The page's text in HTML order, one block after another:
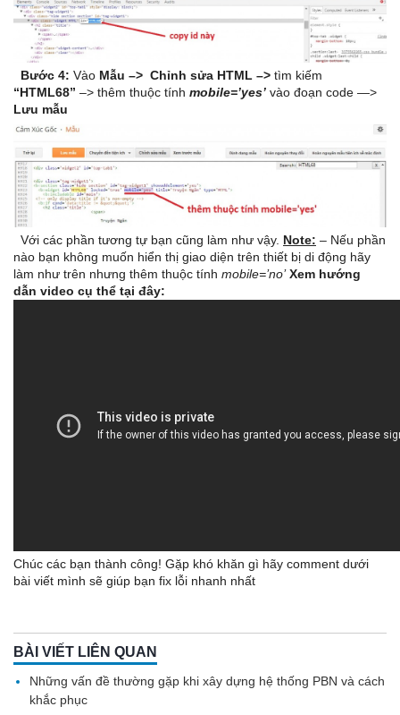
Bước 4: Vào Mẫu –> Chỉnh sửa HTML –> tìm kiếm
“HTML68” –> thêm thuộc tính mobile=’yes’ vào đoạn code —>
Lưu mẫu
Với các phần tương tự bạn cũng làm như vậy. Note: – Nếu phần
nào bạn không muốn hiển thị giao diện trên thiết bị di động hãy
làm như trên nhưng thêm thuộc tính mobile=’no’ Xem hướng
dẫn video cụ thể tại đây:
Chúc các bạn thành công! Gặp khó khăn gì hãy comment dưới
bài viết mình sẽ giúp bạn fix lỗi nhanh nhất
BÀI VIẾT LIÊN QUAN
Những vấn đề thường gặp khi xây dựng hệ thống PBN và cách
khắc phục